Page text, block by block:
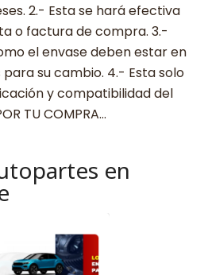
2.- Esta se hará efectiva
o factura de compra. 3.-
el envase deben estar en
su cambio. 4.- Esta solo
y compatibilidad del
TU COMPRA…
en